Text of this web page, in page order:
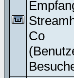
Co